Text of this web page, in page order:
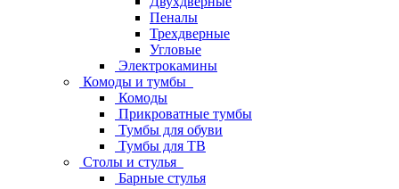
Пеналы
Трехдверные
Угловые
Электрокамины
Комоды и тумбы
Комоды
Прикроватные тумбы
Тумбы для обуви
Тумбы для ТВ
Столы и стулья
Барные стулья